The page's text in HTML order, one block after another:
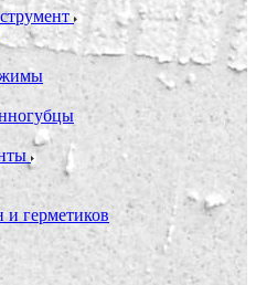
и герметиков